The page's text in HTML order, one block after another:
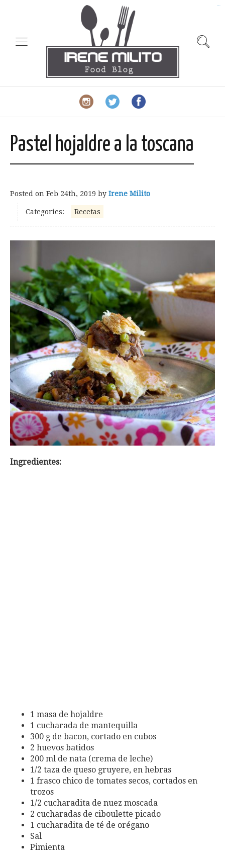
Pastel hojaldre a la toscana
Posted on Feb 24th, 2019 by Irene Milito
Categories: Recetas
Ingredientes:
1 masa de hojaldre
1 cucharada de mantequilla
300 g de bacon, cortado en cubos
2 huevos batidos
200 ml de nata (crema de leche)
1/2 taza de queso gruyere, en hebras
1 frasco chico de tomates secos, cortados en
trozos
1/2 cucharadita de nuez moscada
2 cucharadas de ciboulette picado
1 cucharadita de té de orégano
Sal
Pimienta